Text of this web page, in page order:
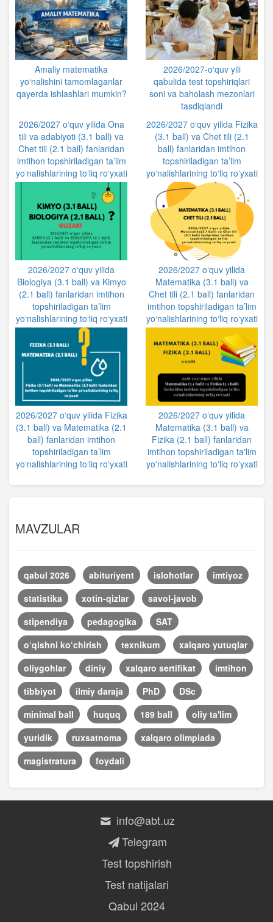
Amaliy matematika
yo‘nalishini tamomlaganlar
qayerda ishlashlari mumkin?
2026/2027-o‘quv yili
qabulida test topshiriqlari
soni va baholash mezonlari
tasdiqlandi
2026/2027 o‘quv yilida Ona
tili va adabiyoti (3.1 ball) va
Chet tili (2.1 ball) fanlaridan
imtihon topshiriladigan ta’lim
yo‘nalishlarining to‘liq ro‘yxati
2026/2027 o‘quv yilida Fizika
(3.1 ball) va Chet tili (2.1
ball) fanlaridan imtihon
topshiriladigan ta’lim
yo‘nalishlarining to‘liq ro‘yxati
2026/2027 o‘quv yilida
Biologiya (3.1 ball) va Kimyo
(2.1 ball) fanlaridan imtihon
topshiriladigan ta’lim
yo‘nalishlarining to‘liq ro‘yxati
2026/2027 o‘quv yilida
Matematika (3.1 ball) va
Chet tili (2.1 ball) fanlaridan
imtihon topshiriladigan ta’lim
yo‘nalishlarining to‘liq ro‘yxati
2026/2027 o‘quv yilida Fizika
(3.1 ball) va Matematika (2.1
ball) fanlaridan imtihon
topshiriladigan ta’lim
yo‘nalishlarining to‘liq ro‘yxati
2026/2027 oʻquv yilida
Matematika (3.1 ball) va
Fizika (2.1 ball) fanlaridan
imtihon topshiriladigan taʼlim
yoʻnalishlarining toʻliq roʻyxati
MAVZULAR
qabul 2026 abituriyent islohotlar
imtiyoz
statistika
xotin-qizlar
savol-javob
stipendiya
pedagogika
SAT
o‘qishni ko‘chirish
texnikum
xalqaro yutuqlar
oliygohlar
diniy xalqaro sertifikat
imtihon
tibbiyot
ilmiy daraja PhD
DSc
minimal ball
huquq 189 ball
oliy ta'lim
yuridik
ruxsatnoma
xalqaro olimpiada
magistratura
foydali
info@abt.uz
Telegram
Test topshirish
Test natijalari
Qabul 2024